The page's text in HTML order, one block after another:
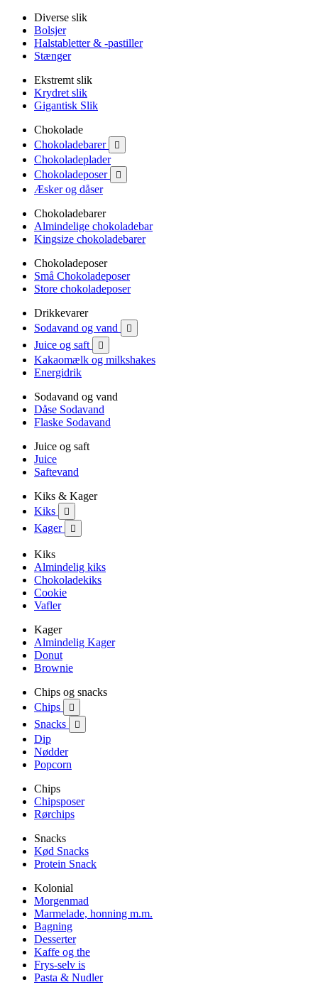
Diverse slik
Bolsjer
Halstabletter & -pastiller
Stænger
Ekstremt slik
Krydret slik
Gigantisk Slik
Chokolade
Chokoladebarer

Chokoladeplader
Chokoladeposer

Æsker og dåser
Chokoladebarer
Almindelige chokoladebar
Kingsize chokoladebarer
Chokoladeposer
Små Chokoladeposer
Store chokoladeposer
Drikkevarer
Sodavand og vand

Juice og saft 
Kakaomælk og milkshakes
Energidrik
Sodavand og vand
Dåse Sodavand
Flaske Sodavand
Juice og saft
Juice
Saftevand
Kiks & Kager
Kiks

Kager 
Kiks
Almindelig kiks
Chokoladekiks
Cookie
Vafler
Kager
Almindelig Kager
Donut
Brownie
Chips og snacks
Chips

Snacks 
Dip
Nødder
Popcorn
Chips
Chipsposer
Rørchips
Snacks
Kød Snacks
Protein Snack
Kolonial
Morgenmad
Marmelade, honning m.m.
Bagning
Desserter
Kaffe og the
Frys-selv is
Pasta & Nudler